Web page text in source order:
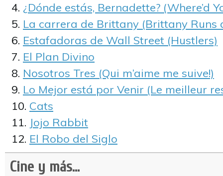
¿Dónde estás, Bernadette? (Where’d
La carrera de Brittany (Brittany Runs
Estafadoras de Wall Street (Hustlers)
El Plan Divino
Nosotros Tres (Qui m’aime me suive!)
Lo Mejor está por Venir (Le meilleur
Cats
Jojo Rabbit
El Robo del Siglo
Cine y más...